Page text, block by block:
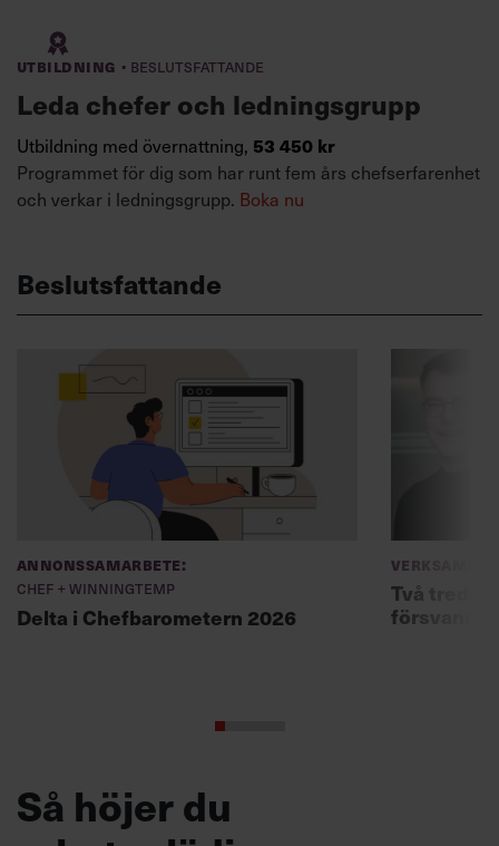
Utbildning · Beslutsfattande
Leda chefer och ledningsgrupp
Utbildning med övernattning, 53 450 kr
Programmet för dig som har runt fem års chefserfarenhet
och verkar i ledningsgrupp. Boka nu
Beslutsfattande
Annonssamarbete:
Chef + Winningtemp
Delta i Chefbarometern 2026
Två
försvann
Så höjer du